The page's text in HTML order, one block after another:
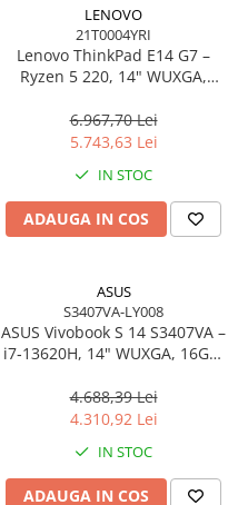
LENOVO
21T0004YRI
Lenovo ThinkPad E14 G7 –
Ryzen 5 220, 14" WUXGA,
On‑Site
6.967,70 Lei
5.743,63 Lei
IN STOC
ADAUGA IN COS
ASUS
S3407VA-LY008
ASUS Vivobook S 14 S3407VA –
i7‑13620H, 14" WUXGA, 16GB,
4.688,39 Lei
4.310,92 Lei
IN STOC
ADAUGA IN COS